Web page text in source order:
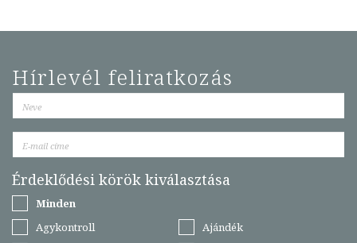
Hírlevél feliratkozás
Érdeklődési körök kiválasztása
Minden
Agykontroll
Ajándék